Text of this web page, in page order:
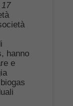
hanno
e